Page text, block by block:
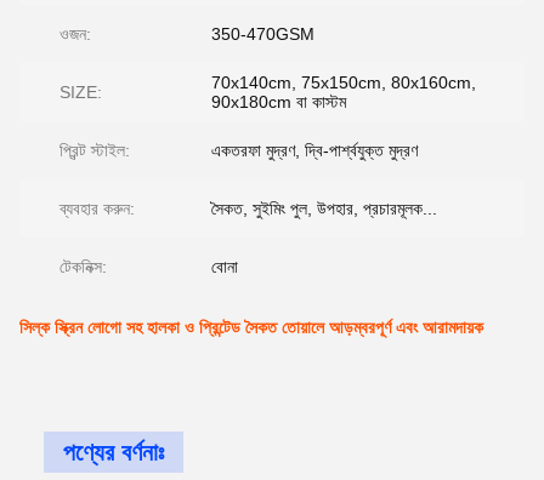
ওজন: 350-470GSM
SIZE:
70x140cm, 75x150cm, 80x160cm,
90x180cm বা কাস্টম
প্রিন্ট স্টাইল: একতরফা মুদ্রণ, দ্বি-পার্শ্বযুক্ত মুদ্রণ
ব্যবহার করুন: সৈকত, সুইমিং পুল, উপহার, প্রচারমূলক...
টেকনিক্স: বোনা
সিল্ক স্ক্রিন লোগো সহ হালকা ও প্রিন্টেড সৈকত তোয়ালে আড়ম্বরপূর্ণ এবং আরামদায়ক
পণ্যের বর্ণনাঃ